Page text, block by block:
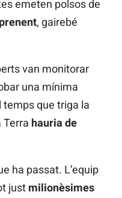
emeten polsos de
, gairebé
van monitorar
una mínima
temps que triga la
Terra hauria de
ha passat. L’equip
just milionèsimes